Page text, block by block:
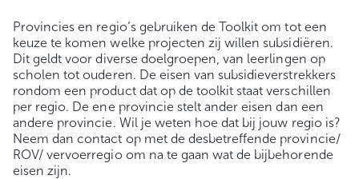
Provincies en regio’s gebruiken de Toolkit om tot een
keuze te komen welke projecten zij willen subsidiëren.
Dit geldt voor diverse doelgroepen, van leerlingen op
scholen tot ouderen. De eisen van subsidieverstrekkers
rondom een product dat op de toolkit staat verschillen
per regio. De ene provincie stelt ander eisen dan een
andere provincie. Wil je weten hoe dat bij jouw regio is?
Neem dan contact op met de desbetreffende provincie/
ROV/ vervoerregio om na te gaan wat de bijbehorende
eisen zijn.